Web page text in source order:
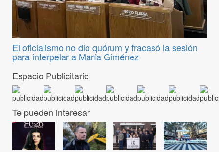
El oficialismo no dio quórum y fracasó la sesión
para interpelar a María Giménez
Espacio Publicitario
Te pueden interesar